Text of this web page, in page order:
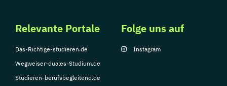
Relevante Portale
Das-Richtige-studieren.de
Wegweiser-duales-Studium.de
Studieren-berufsbegleitend.de
Folge uns auf
Instagram